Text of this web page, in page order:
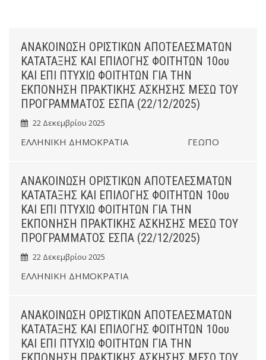
ΑΝΑΚΟΙΝΩΣΗ ΟΡΙΣΤΙΚΩΝ ΑΠΟΤΕΛΕΣΜΑΤΩΝ
ΚΑΤΑΤΑΞΗΣ ΚΑΙ ΕΠΙΛΟΓΗΣ ΦΟΙΤΗΤΩΝ 10ου
ΚΑΙ ΕΠΙ ΠΤΥΧΙΩ ΦΟΙΤΗΤΩΝ ΓΙΑ ΤΗΝ
ΕΚΠΟΝΗΣΗ ΠΡΑΚΤΙΚΗΣ ΑΣΚΗΣΗΣ ΜΕΣΩ ΤΟΥ
ΠΡΟΓΡΑΜΜΑΤΟΣ ΕΣΠΑ (22/12/2025)
22 Δεκεμβρίου 2025
ΕΛΛΗΝΙΚΗ ΔΗΜΟΚΡΑΤΙΑ ΓΕΩΠΟ
ΑΝΑΚΟΙΝΩΣΗ ΟΡΙΣΤΙΚΩΝ ΑΠΟΤΕΛΕΣΜΑΤΩΝ
ΚΑΤΑΤΑΞΗΣ ΚΑΙ ΕΠΙΛΟΓΗΣ ΦΟΙΤΗΤΩΝ 10ου
ΚΑΙ ΕΠΙ ΠΤΥΧΙΩ ΦΟΙΤΗΤΩΝ ΓΙΑ ΤΗΝ
ΕΚΠΟΝΗΣΗ ΠΡΑΚΤΙΚΗΣ ΑΣΚΗΣΗΣ ΜΕΣΩ ΤΟΥ
ΠΡΟΓΡΑΜΜΑΤΟΣ ΕΣΠΑ (22/12/2025)
22 Δεκεμβρίου 2025
ΕΛΛΗΝΙΚΗ ΔΗΜΟΚΡΑΤΙΑ
ΑΝΑΚΟΙΝΩΣΗ ΟΡΙΣΤΙΚΩΝ ΑΠΟΤΕΛΕΣΜΑΤΩΝ
ΚΑΤΑΤΑΞΗΣ ΚΑΙ ΕΠΙΛΟΓΗΣ ΦΟΙΤΗΤΩΝ 10ου
ΚΑΙ ΕΠΙ ΠΤΥΧΙΩ ΦΟΙΤΗΤΩΝ ΓΙΑ ΤΗΝ